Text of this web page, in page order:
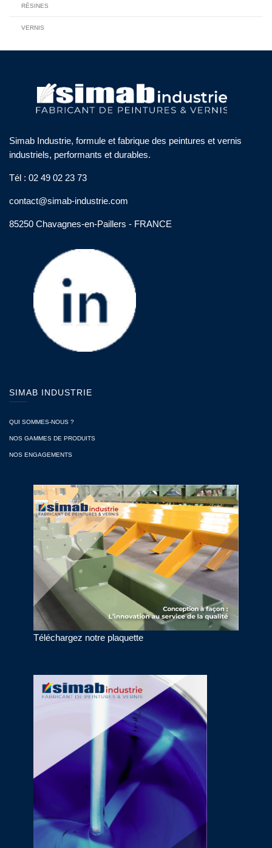
RÉSINES
VERNIS
Simab Industrie, formule et fabrique des peintures et vernis
industriels, performants et durables.
Tél : 02 49 02 23 73
contact@simab-industrie.com
85250 Chavagnes-en-Paillers - FRANCE
SIMAB INDUSTRIE
QUI SOMMES-NOUS ?
NOS GAMMES DE PRODUITS
NOS ENGAGEMENTS
Téléchargez notre plaquette